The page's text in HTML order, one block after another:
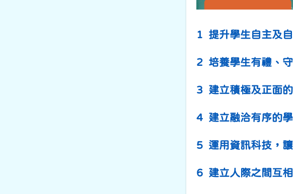
1 提升學生自主及
2 培養學生有禮、
3 建立積極及正面
4 建立融洽有序的
5 運用資訊科技，
6 建立人際之間互